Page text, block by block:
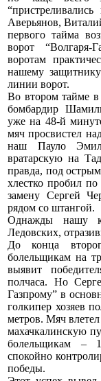
Аверьянов,
первого тайма
ворот
воротам
нашему
линии ворот.
Во втором тайме в
бомбардир
уже на 48-й
мяч просвистел
наш Пауло
вратарскую на
правда, под
хлестко пробил
замену Сергей
рядом со штангой.
Однажды нашу
Ледовских,
До конца
болельщикам на
выявит
полчаса. Но
Газпрому” в
голкипер хозяев
метров. Мяч
махачкалинскую
болельщикам –
спокойно
победы.